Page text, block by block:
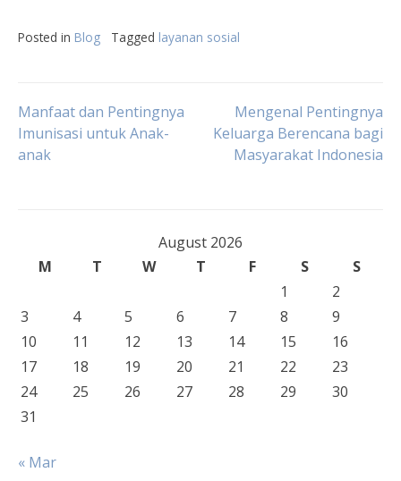
Posted in Blog Tagged layanan sosial
Post
navigation
Manfaat dan Pentingnya
Imunisasi untuk Anak-
anak
Mengenal Pentingnya
Keluarga Berencana bagi
Masyarakat Indonesia
August 2026
M
T W T F S
S
1
2
3
4 5 6 7 8
9
10
11 12 13 14 15
16
17
18 19 20 21 22
23
24
25 26 27 28 29
30
31
« Mar